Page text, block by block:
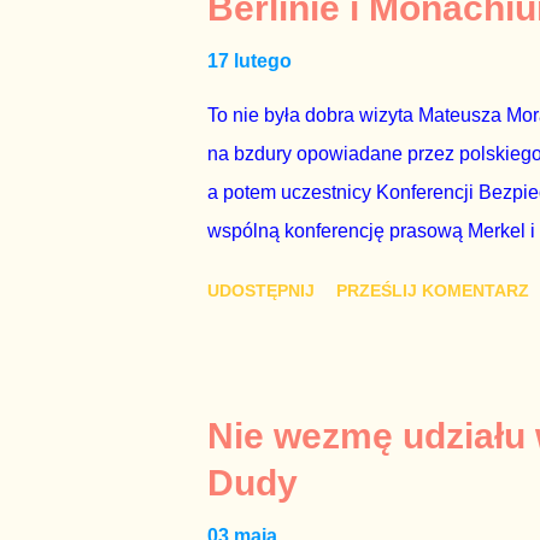
przedterminowymi wyborami
Bezpieczeństwa Wewnętrznego, a
17 lutego
To nie była dobra wizyta Mateusza
na bzdury opowiadane przez
a potem uczestnicy Konferencji
wspólną konferencję prasową Merkel
tym i porównał PKB Polski i
pewnie dlatego, że nie chciało mu
naszego kraju z lat 2007-2015.
UDOSTĘPNIJ PRZEŚLIJ KOMENTARZ
Nie wezmę
Dudy
03 maja